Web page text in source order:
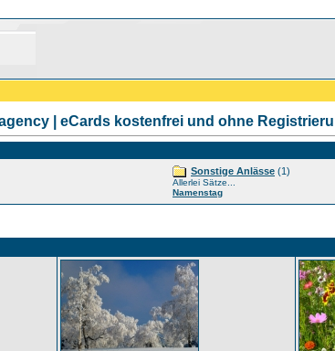
| eCards kostenfrei und ohne
Sonstige Anlässe (1)
Allerlei Sätze...
Namenstag